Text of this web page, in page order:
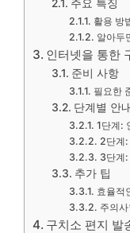
주요 특징
활용 방
알아두
인터넷을 통한
준비 사항
필요한
단계별 안내
1단계:
2단계:
3단계:
추가 팁
효율적
주의
구치소 편지 발